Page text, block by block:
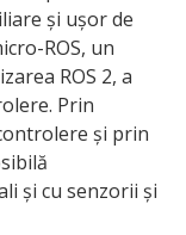
și ușor de
ROS, un
ROS 2, a
Prin
și prin
și cu senzorii și